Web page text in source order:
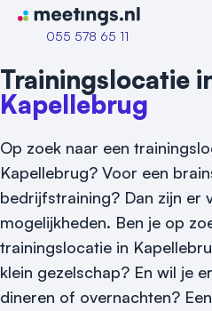
Naar home van Meetings
055 578 65 11
Trainingslocatie
Kapellebrug
Op zoek naar een
Kapellebrug? Voor een
bedrijfstraining? Dan zijn er
mogelijkheden. Ben je op
trainingslocatie in
klein gezelschap? En wil je
dineren of overnachten?